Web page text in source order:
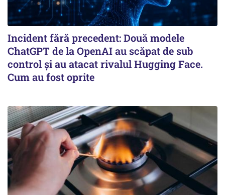
Incident fără precedent: Două modele
ChatGPT de la OpenAI au scăpat de sub
control și au atacat rivalul Hugging Face.
Cum au fost oprite